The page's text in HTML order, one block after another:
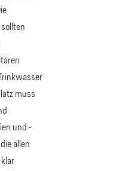
muss
und -
allen